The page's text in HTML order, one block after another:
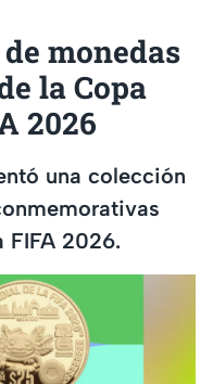
monedas
la Copa
2026
una colección
FIFA 2026.